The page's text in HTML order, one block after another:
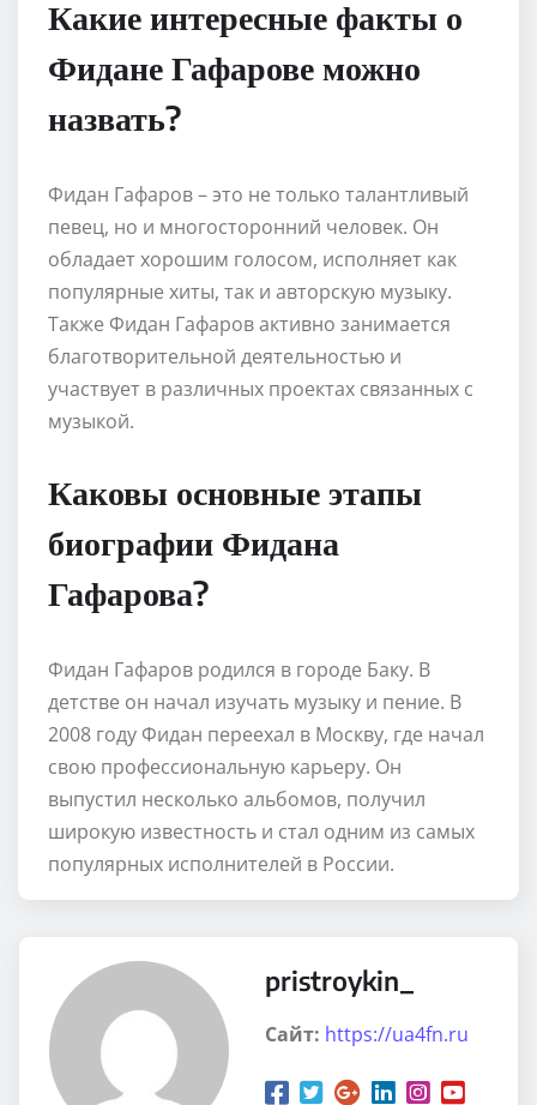
Какие интересные факты о
Фидане Гафарове можно
назвать?
Фидан Гафаров – это не только талантливый
певец, но и многосторонний человек. Он
обладает хорошим голосом, исполняет как
популярные хиты, так и авторскую музыку.
Также Фидан Гафаров активно занимается
благотворительной деятельностью и
участвует в различных проектах связанных с
музыкой.
Каковы основные этапы
биографии Фидана
Гафарова?
Фидан Гафаров родился в городе Баку. В
детстве он начал изучать музыку и пение. В
2008 году Фидан переехал в Москву, где начал
свою профессиональную карьеру. Он
выпустил несколько альбомов, получил
широкую известность и стал одним из самых
популярных исполнителей в России.
pristroykin_
Сайт: https://ua4fn.ru